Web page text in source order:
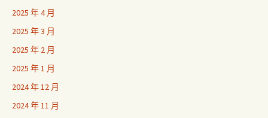
2025 年 4 月
2025 年 3 月
2025 年 2 月
2025 年 1 月
2024 年 12 月
2024 年 11 月